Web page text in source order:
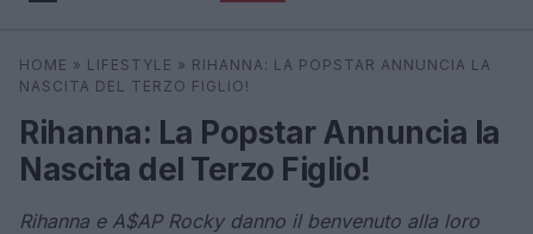
Cerca ⌕ ×
HOME » LIFESTYLE » RIHANNA: LA POPSTAR ANNUNCIA LA
NASCITA DEL TERZO FIGLIO!
Rihanna: La Popstar Annuncia la
Nascita del Terzo Figlio!
Rihanna e A$AP Rocky danno il benvenuto alla loro